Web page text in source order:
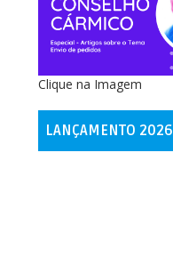
Clique na Imagem
LANÇAMENTO 2026